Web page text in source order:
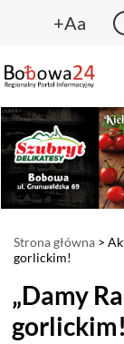
+Aa
Strona główna >
gorlickim!
„Damy
gorlickim!